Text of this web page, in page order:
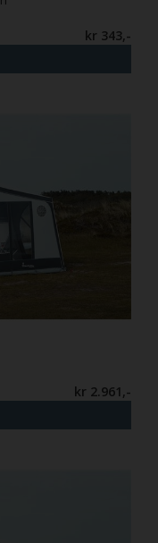
kr 343,-
kr 2.961,-